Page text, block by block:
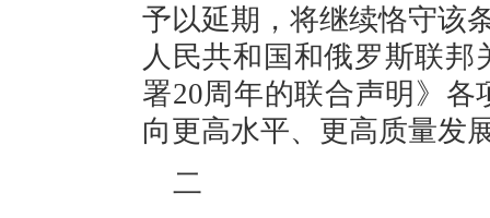
予以延期，将继续恪守该
人民共和国和俄罗斯联
署20周年的联合声明》
向更高水平、更高质量发
二